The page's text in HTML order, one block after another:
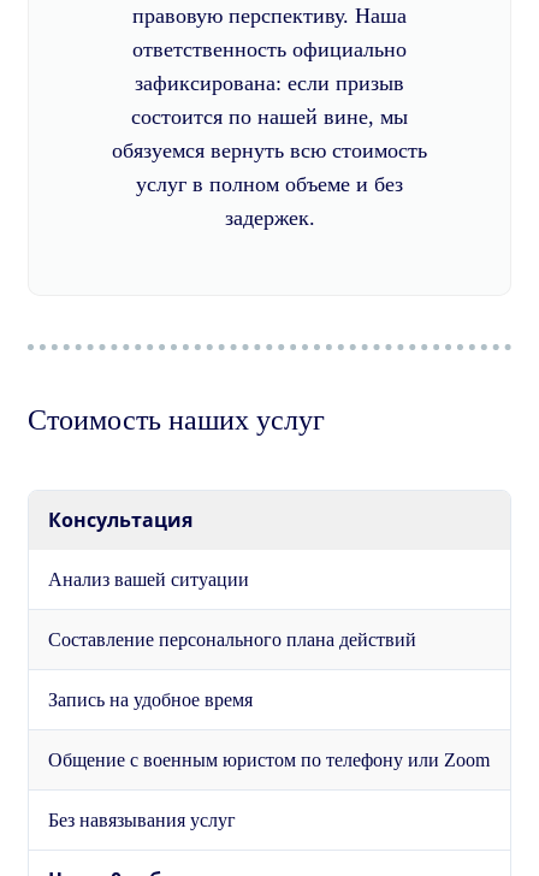
правовую перспективу. Наша
ответственность официально
зафиксирована: если призыв
состоится по нашей вине, мы
обязуемся вернуть всю стоимость
услуг в полном объеме и без
задержек.
Стоимость наших услуг
Консультация
Анализ вашей ситуации
Составление персонального плана действий
Запись на удобное время
Общение с военным юристом по телефону или Zoom
Без навязывания услуг